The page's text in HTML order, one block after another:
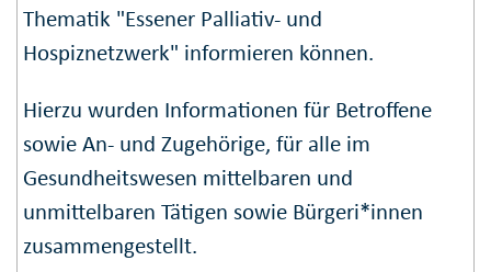
Thematik "Essener Palliativ- und
Hospiznetzwerk" informieren können.
Hierzu wurden Informationen für Betroffene
sowie An- und Zugehörige, für alle im
Gesundheitswesen mittelbaren und
unmittelbaren Tätigen sowie Bürgeri*innen
zusammengestellt.